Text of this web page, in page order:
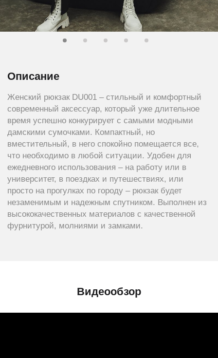
Описание
Женский рюкзак DU001 – стильный и комфортный
современный аксессуар, который уже длительное
время успешно конкурирует с самыми модными
дамскими сумочками. Компактный, но
вместительный, в него спокойно помещается все,
что необходимо в любой ситуации. Удобен для
ежедневного использования – на работу или в
университет, в поездках и путешествиях, или
просто на прогулках по городу – рюкзак будет
незаменимым и надежным спутником. Выполнен из
высококачественных материалов с качественной
фурнитурой, молниями и замками.
Видеообзор